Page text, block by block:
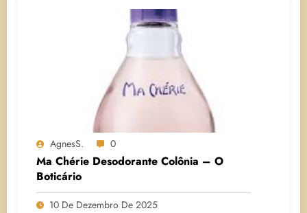
AgnesS. 0
Ma Chérie Desodorante Colônia – O
Boticário
10 De Dezembro De 2025